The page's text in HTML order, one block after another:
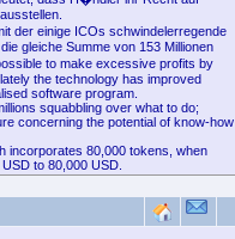
der einige ICOs schwindelerregende
gleiche Summe von 153 Millionen
to make excessive profits by
the technology has improved
software program.
squabbling over what to do;
concerning the potential of know-how
incorporates 80,000 tokens, when
to 80,000 USD.